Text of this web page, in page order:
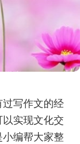
写作文的经
实现文化交
编帮大家整